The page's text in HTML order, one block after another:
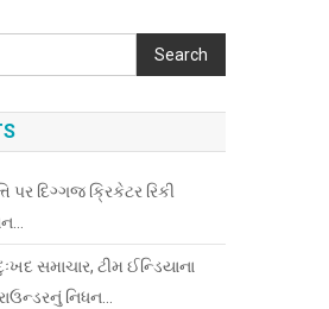
Search
પર દિગ્ગજ ક્રિકેટર રિકી
સમાચાર, ટીમ ઈન્ડિયાના
નિધન…